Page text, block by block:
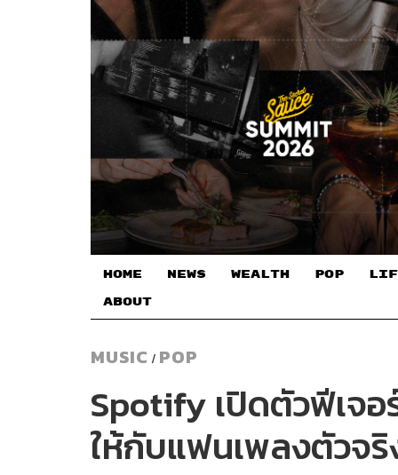
HOME NEWS WEALTH POP
ABOUT
MUSIC / POP
Spotify เปิดตัวฟีเจอ
ให้กับแฟนเพลงตัวจ